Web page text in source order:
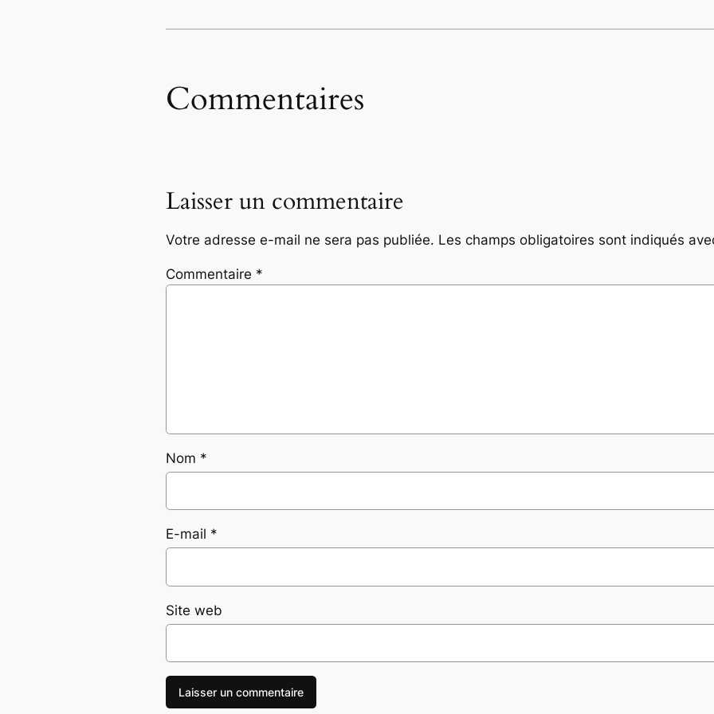
Commentaires
Laisser un commentaire
Votre adresse e-mail ne sera pas publiée. Les champs obligatoires sont indiqués
Commentaire *
Nom *
E-mail *
Site web